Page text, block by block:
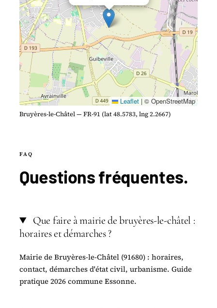
Leaflet | © OpenStreetMap
Bruyères-le-Châtel — FR-91 (lat 48.5783, lng 2.2667)
FAQ
Questionsfréquentes.
Que faire à mairie de bruyères-le-châtel :
horaires et démarches ?
Mairie de Bruyères-le-Châtel (91680) : horaires,
contact, démarches d'état civil, urbanisme. Guide
pratique 2026 commune Essonne.